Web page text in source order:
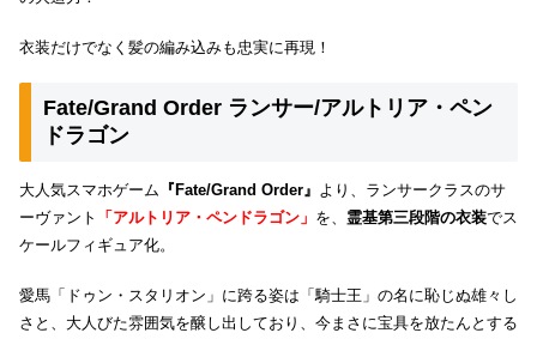
衣装だけでなく髪の編み込みも忠実に再現！
Fate/Grand Order ランサー/アルトリア・ペン
ドラゴン
大人気スマホゲーム 『Fate/Grand Order』 より、ランサークラスのサ
ーヴァント
「アルトリア・ペンドラゴン」 を、 霊基第三段階の衣装でス
ケールフィギュア化。
愛馬「ドゥン・スタリオン」に跨る姿は「騎士王」の名に恥じぬ雄々し
さと、大人びた雰囲気を醸し出しており、今まさに宝具を放たんとする